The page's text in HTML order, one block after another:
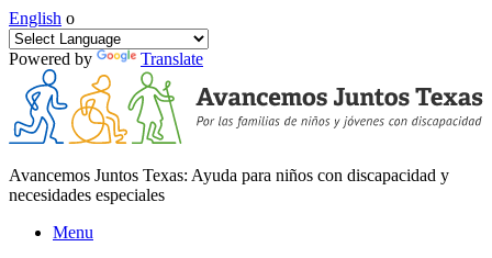
English o
Powered by Translate
Avancemos Juntos Texas: Ayuda para niños con discapacidad y
necesidades especiales
Menu